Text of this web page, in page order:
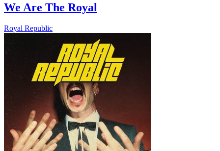
We Are The Royal
Royal Republic